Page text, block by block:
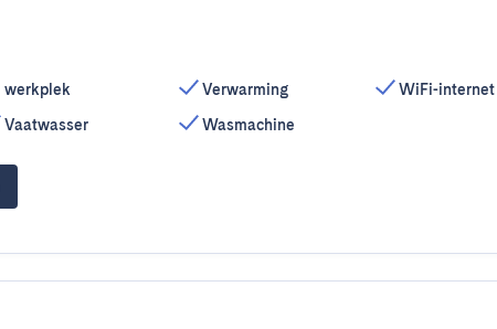
werkplek
Vaatwasser
Verwarming
Wasmachine
WiFi-internet